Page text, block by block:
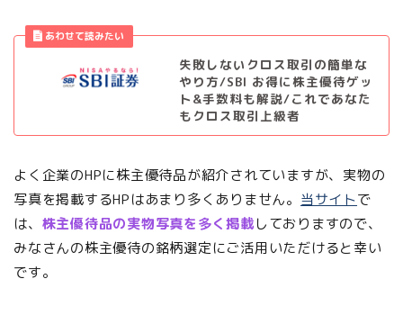
失敗しないクロス取引の簡単な
やり方/SBI お得に株主優待ゲッ
ト&手数料も解説/これであなた
もクロス取引上級者
よく企業のHPに株主優待品が紹介されていますが、実物の
写真を掲載するHPはあまり多くありません。 当サイトで
は、 株主優待品の実物写真を多く掲載しておりますので、
みなさんの株主優待の銘柄選定にご活用いただけると幸い
です。